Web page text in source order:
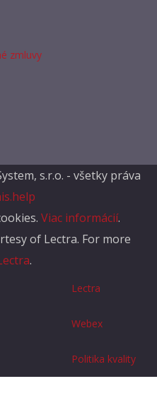
zmluvy
s.r.o. - všetky práva
Viac informácií.
of Lectra. For more
.
Lectra
Webex
Politika kvality